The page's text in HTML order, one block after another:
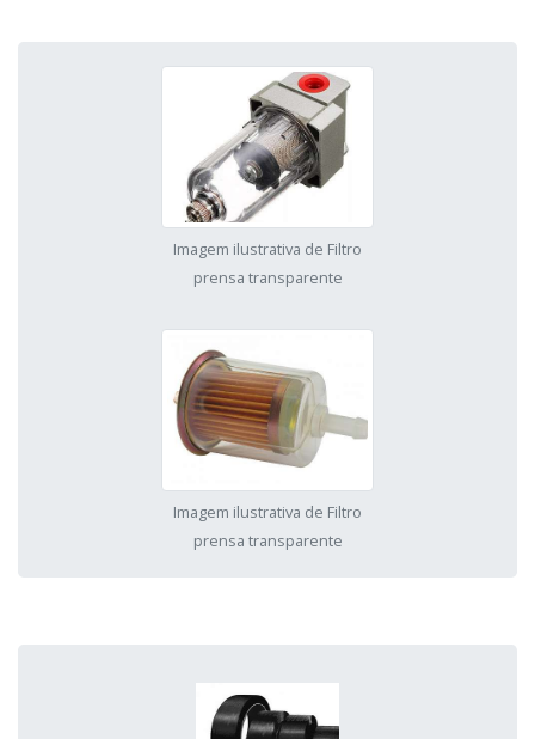
Imagem ilustrativa de Filtro
prensa transparente
Imagem ilustrativa de Filtro
prensa transparente